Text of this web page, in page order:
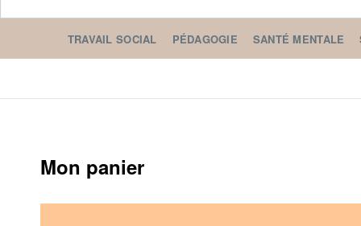
TRAVAIL SOCIAL PÉDAGOGIE SANTÉ MENTALE
Mon panier